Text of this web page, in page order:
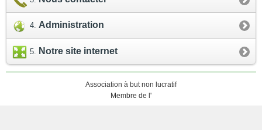
Administration
Notre site internet
Association à but non lucratif
Membre de l'